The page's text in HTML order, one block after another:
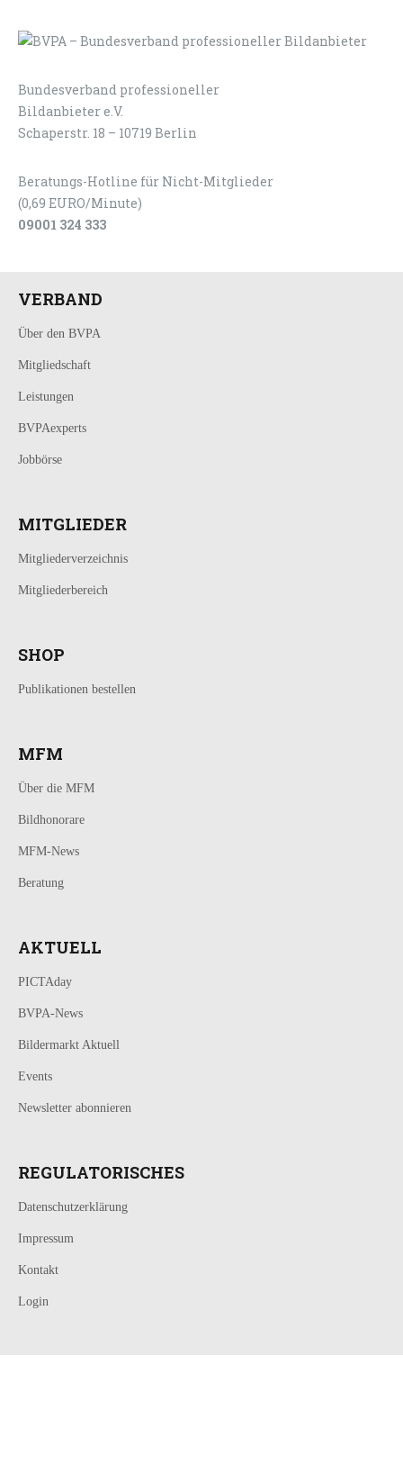
Bundesverband professioneller
Bildanbieter e.V.
Schaperstr. 18 – 10719 Berlin
Beratungs-Hotline für Nicht-Mitglieder
(0,69 EURO/Minute)
09001 324 333
VERBAND
Über den BVPA
Mitgliedschaft
Leistungen
BVPAexperts
Jobbörse
MITGLIEDER
Mitgliederverzeichnis
Mitgliederbereich
SHOP
Publikationen bestellen
MFM
Über die MFM
Bildhonorare
MFM-News
Beratung
AKTUELL
PICTAday
BVPA-News
Bildermarkt Aktuell
Events
Newsletter abonnieren
REGULATORISCHES
Datenschutzerklärung
Impressum
Kontakt
Login